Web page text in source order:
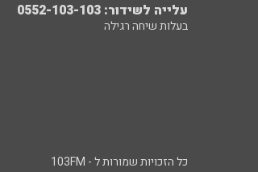
עלייה לשידור: 0552-103-103
בעלות שיחה רגילה
כל הזכויות שמורות ל - 103FM